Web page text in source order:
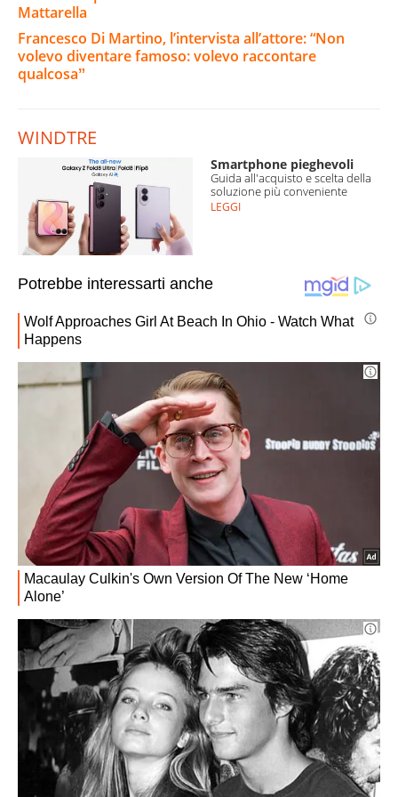
Mattarella
Francesco Di Martino, l’intervista all’attore: “Non
volevo diventare famoso: volevo raccontare
qualcosaˮ
WINDTRE
Smartphone pieghevoli
Guida all'acquisto e scelta della
soluzione più conveniente
LEGGI